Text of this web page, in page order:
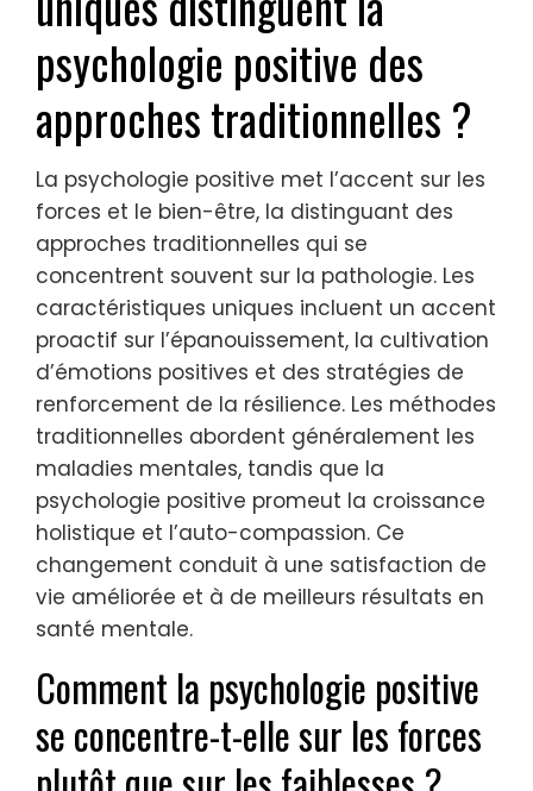
plus ambitieuse et de la persévérance face
aux défis.
Quelles caractéristiques
uniques distinguent la
psychologie positive des
approches traditionnelles ?
La psychologie positive met l’accent sur les
forces et le bien-être, la distinguant des
approches traditionnelles qui se
concentrent souvent sur la pathologie. Les
caractéristiques uniques incluent un accent
proactif sur l’épanouissement, la cultivation
d’émotions positives et des stratégies de
renforcement de la résilience. Les méthodes
traditionnelles abordent généralement les
maladies mentales, tandis que la
psychologie positive promeut la croissance
holistique et l’auto-compassion. Ce
changement conduit à une satisfaction de